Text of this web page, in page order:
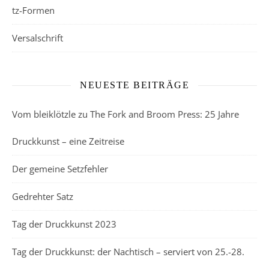
tz-Formen
Versalschrift
NEUESTE BEITRÄGE
Vom bleiklötzle zu The Fork and Broom Press: 25 Jahre
Druckkunst – eine Zeitreise
Der gemeine Setzfehler
Gedrehter Satz
Tag der Druckkunst 2023
Tag der Druckkunst: der Nachtisch – serviert von 25.-28.